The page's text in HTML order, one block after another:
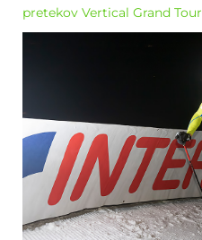
pretekov Vertical Grand Tour